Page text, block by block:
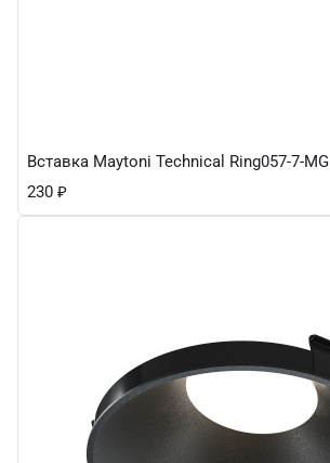
Вставка Maytoni Technical Ring057-7-MG
230 ₽